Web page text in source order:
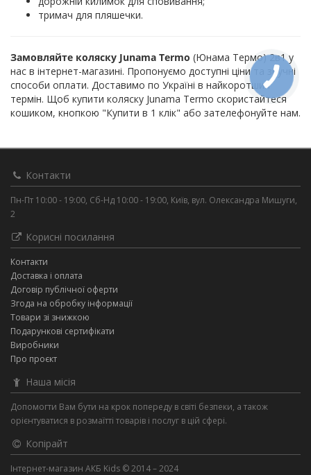
тримач для пляшечки.
Замовляйте коляску Junama Termo (Юнама Термо) 2в1 у
нас в інтернет-магазині. Пропонуємо доступні ціни та зручні
способи оплати. Доставимо по Україні в найкоротший
термін. Щоб купити коляску Junama Termo скористайтеся
кошиком, кнопкою "Купити в 1 клік" або зателефонуйте нам.
Контакти
Пн-Пт 10:00 - 19:00, Сб-Нд 10:00 - 19:00, Київ, вул. Олександра Мишуги,
2
Корисні посилання
Контакти
Доставка і оплата
Договір публічної оферти
Згода на обробку інформації
Товари зі знижкою
Подарункові сертифікати
Виробники
Про проєкт
Наша місія
Допомогти Вам бути на крок попереду в світі безпеки, а також
орієнтуватися в розмаїтті товарів і послуг в цій сфері.
Копірайт
Інтернет-магазин АКБ Kids © 2014 – 2024